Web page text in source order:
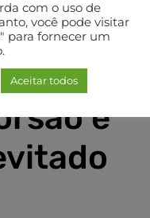
versão4.99.3
e
com o uso de
você pode visitar
para fornecer um
Aceitar todos